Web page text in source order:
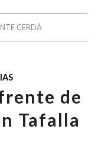
CERDÁ
de
Tafalla